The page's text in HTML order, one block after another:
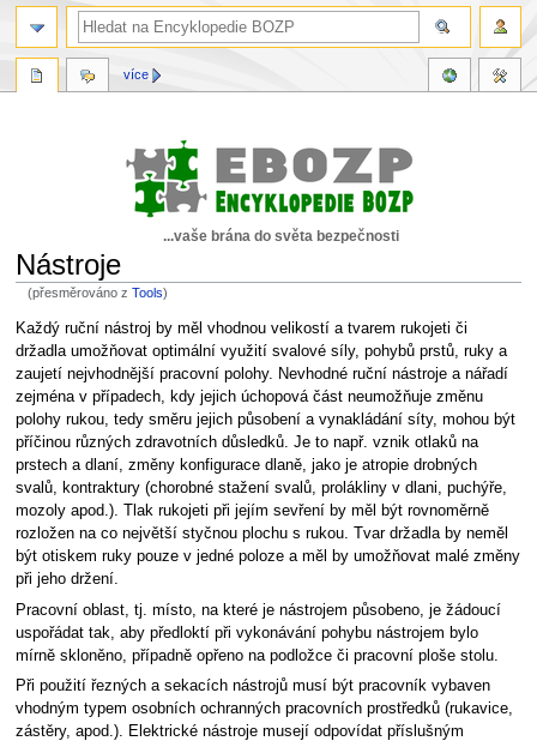
...vaše brána do světa bezpečnosti
Nástroje
(přesměrováno zTools)
Skočit
na
navigaci
Skočit
na
vyhledávání
Každý ruční nástroj by měl vhodnou velikostí a tvarem rukojeti či
držadla umožňovat optimální využití svalové síly, pohybů prstů, ruky a
zaujetí nejvhodnější pracovní polohy. Nevhodné ruční nástroje a nářadí
zejména v případech, kdy jejich úchopová část neumožňuje změnu
polohy rukou, tedy směru jejich působení a vynakládání síty, mohou být
příčinou různých zdravotních důsledků. Je to např. vznik otlaků na
prstech a dlaní, změny konfigurace dlaně, jako je atropie drobných
svalů, kontraktury (chorobné stažení svalů, prolákliny v dlani, puchýře,
mozoly apod.). Tlak rukojeti při jejím sevření by měl být rovnoměrně
rozložen na co největší styčnou plochu s rukou. Tvar držadla by neměl
být otiskem ruky pouze v jedné poloze a měl by umožňovat malé změny
při jeho držení.
Pracovní oblast, tj. místo, na které je nástrojem působeno, je žádoucí
uspořádat tak, aby předloktí při vykonávání pohybu nástrojem bylo
mírně skloněno, případně opřeno na podložce či pracovní ploše stolu.
Při použití řezných a sekacích nástrojů musí být pracovník vybaven
vhodným typem osobních ochranných pracovních prostředků (rukavice,
zástěry, apod.). Elektrické nástroje musejí odpovídat příslušným
více